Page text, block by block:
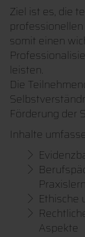
Ziel ist es, die
somit einen
leisten.
Die
Förderung der
Inhalte
Ethische
Aspekte